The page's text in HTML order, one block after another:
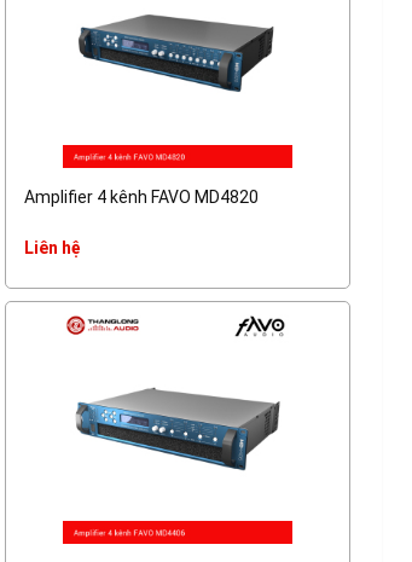
Amplifier 4 kênh FAVO MD4820
Liên hệ